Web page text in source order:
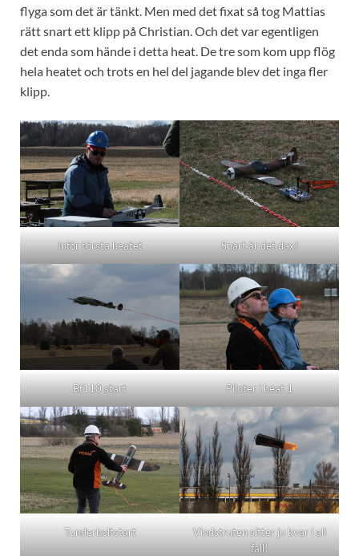
flyga som det är tänkt. Men med det fixat så tog Mattias
rätt snart ett klipp på Christian. Och det var egentligen
det enda som hände i detta heat. De tre som kom upp flög
hela heatet och trots en hel del jagande blev det inga fler
klipp.
Inför törsta heatet Snart är det dax!
Bf110 start Piloter i heat 1
Tunderboltstart
Vindstruten sitter ju kvar i all
fall!